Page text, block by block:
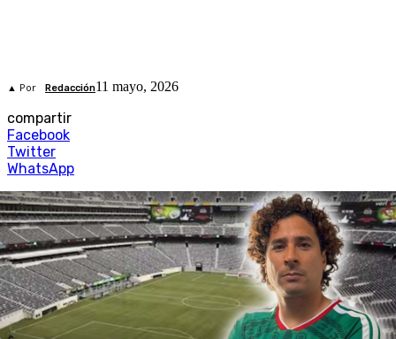
▲ Por Redacción11 mayo, 2026
compartir
Facebook
Twitter
WhatsApp